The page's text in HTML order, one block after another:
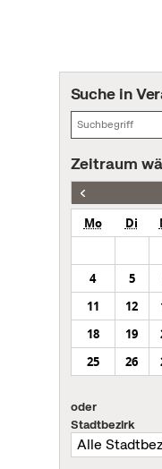
Suche in
Zeitraum
Mo Di
4
5
11
12
18
19
25
26
oder
Stadtbezirk